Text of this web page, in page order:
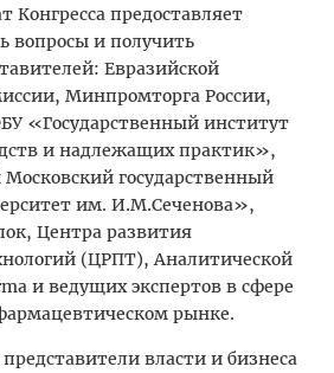
предоставляет
вопросы и получить
Евразийской
Минпромторга России,
«Государственный институт
и надлежащих практик»,
государственный
им. И.М.Сеченова»,
Центра развития
(ЦРПТ), Аналитической
и ведущих экспертов в сфере
рынке.
власти и бизнеса